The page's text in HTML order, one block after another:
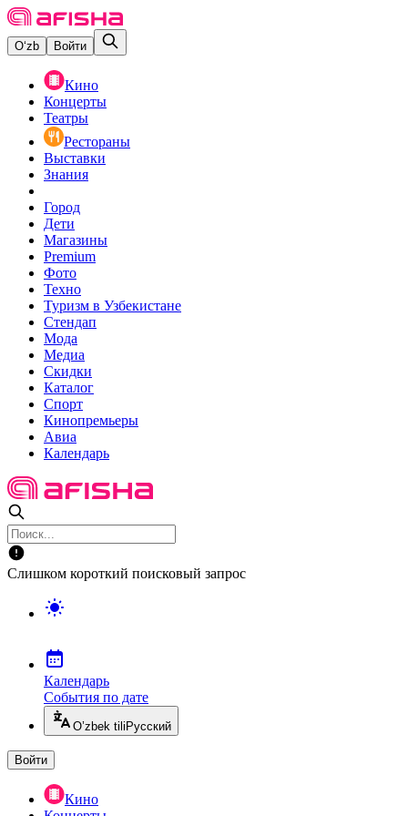
O‘zb Войти
Кино
Концерты
Театры
Рестораны
Выставки
Знания
Город
Дети
Магазины
Premium
Фото
Техно
Туризм в Узбекистане
Стендап
Мода
Медиа
Скидки
Каталог
Спорт
Кинопремьеры
Авиа
Календарь
Слишком короткий поисковый запрос
Календарь
События по дате
O’zbek tili Русский
Войти
Кино